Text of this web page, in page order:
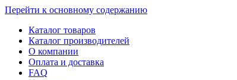
Перейти к основному содержанию
Каталог товаров
Каталог производителей
О компании
Оплата и доставка
FAQ